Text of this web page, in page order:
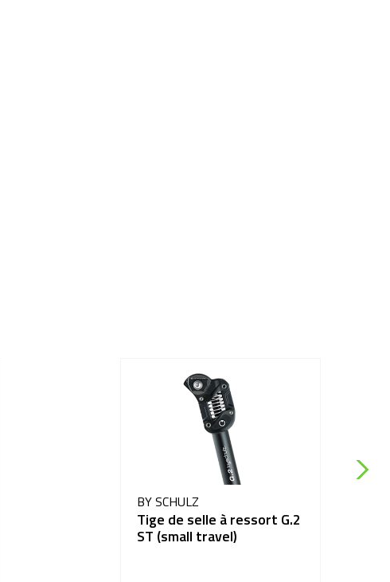
BY SCHULZ
Tige de selle à ressort G.2
ST (small travel)